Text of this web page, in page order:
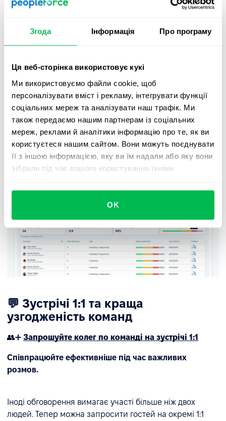
Згода Інформація Про програму
Ця веб-сторінка використовує кукі
Ми використовуємо файли cookie, щоб
персоналізувати вміст і рекламу, інтегрувати функції
соціальних мереж та аналізувати наш трафік. Ми
також передаємо нашим партнерам із соціальних
мереж, реклами й аналітики інформацію про те, як ви
користуєтеся нашим сайтом. Вони можуть поєднувати
її з іншою інформацією, яку ви їм надали або яку вони
зібрали під час вашого користування їхніми
OK
кожного працівника в спільні цілі.
особистими цілями — а також зведену статистику за
статусами та рівнем досягнення.
Простий, але потужний спосіб побачити, як
індивідуальні результати впливають на успіх всієї
❗Функція впроваджується поступово.Щоб
протестувати її раніше, зверніться до свого Customer
Success менеджера.
💬 Зустрічі 1:1 та краща
узгодженість команд
👥➕ Запрошуйте колег по команді на зустрічі 1:1
Співпрацюйте ефективніше під час важливих
розмов.
Іноді обговорення вимагає участі більше ніж двох
людей. Тепер можна запросити гостей на окремі 1:1